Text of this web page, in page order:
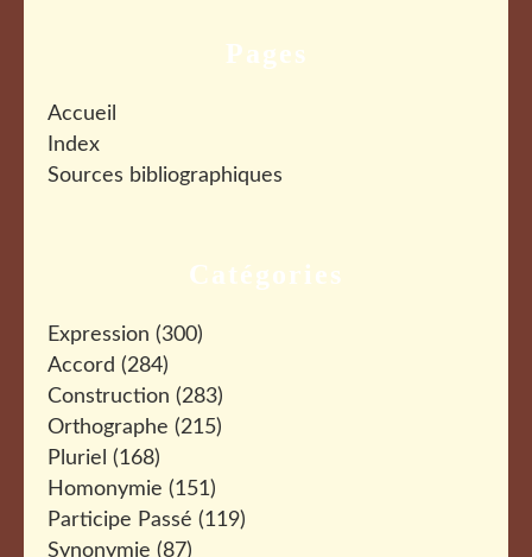
Catégories
Expression (300)
Accord (284)
Construction (283)
Orthographe (215)
Pluriel (168)
Homonymie (151)
Participe Passé (119)
Synonymie (87)
Pages
Accueil
Index
Sources bibliographiques